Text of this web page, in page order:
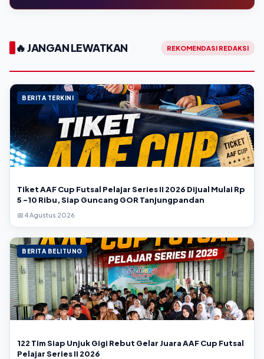
🔥 JANGAN LEWATKAN REKOMENDASI REDAKSI
BERITA TERKINI
Tiket AAF Cup Futsal Pelajar Series II 2026 Dijual Mulai Rp
5 -10 Ribu, Siap Guncang GOR Tanjungpandan
📅 4 Agustus 2026
BERITA BELITUNG
122 Tim Siap Unjuk Gigi Rebut Gelar Juara AAF Cup Futsal
Pelajar Series II 2026